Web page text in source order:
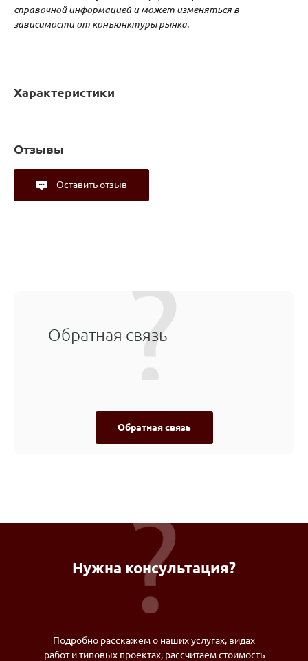
справочной информацией и может изменяться в
зависимости от конъюнктуры рынка.
Характеристики
Отзывы
Оставить отзыв
Обратная связь
Обратная связь
Нужна консультация?
Подробно расскажем о наших услугах, видах
работ и типовых проектах, рассчитаем стоимость